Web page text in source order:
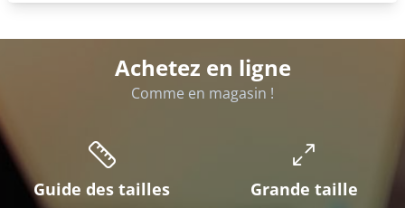
Achetez en ligne
Comme en magasin !
Guide des tailles Grande taille